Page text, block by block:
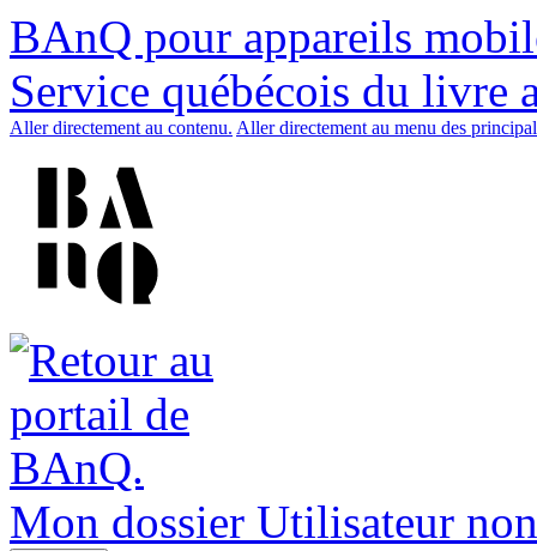
BAnQ pour appareils
Service québécois du livre
Aller directement au contenu. Aller directement au menu des
Mon dossier Utilisateur